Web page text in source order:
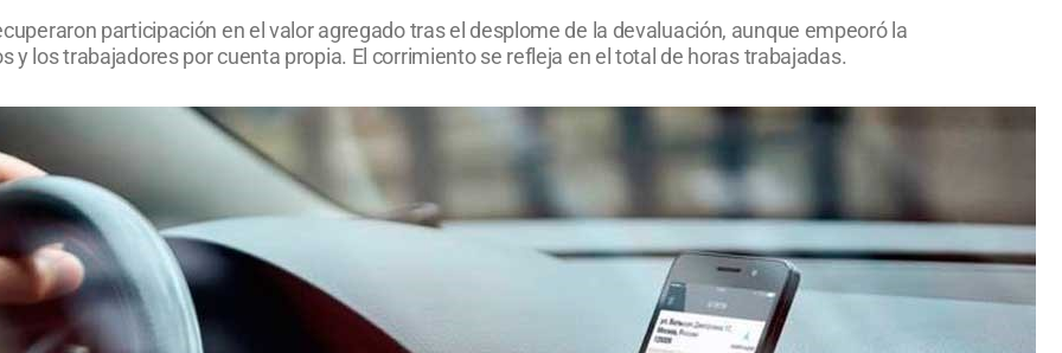
participación en el valor agregado tras el desplome de la devaluación, aunque empeoró la
y los trabajadores por cuenta propia. El corrimiento se refleja en el total de horas trabajadas.